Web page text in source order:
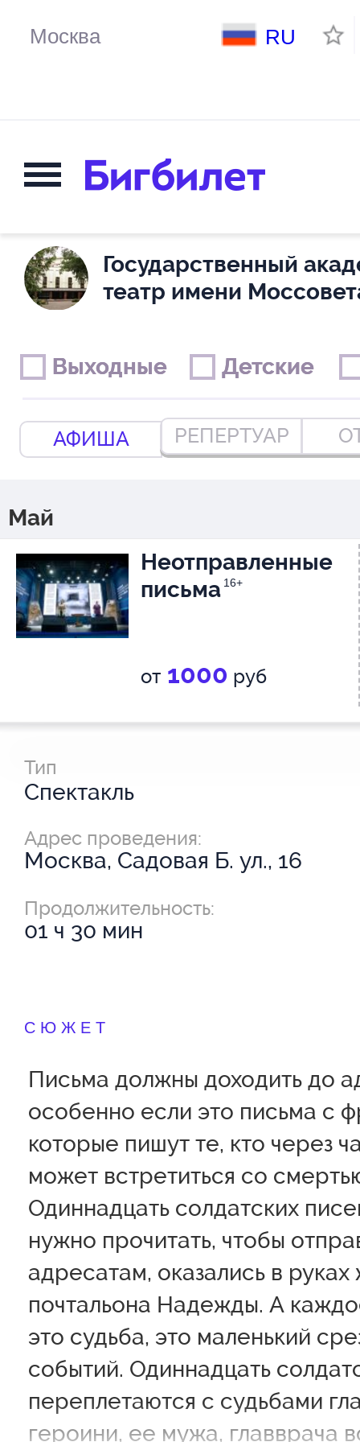
RU
Государственный
театр имени
АФИША РЕПЕРТУАР
Выходные
Выходные Детские
Детские
Май
Неотправленные
письма 16+
от 1000 руб
Тип
Спектакль
Адрес проведения:
Москва, Садовая Б. ул., 16
Продолжительность:
01 ч 30 мин
СЮЖЕТ
Письма должны доходить до
особенно если это письма с
которые пишут те, кто через
может встретиться со
Одиннадцать солдатских
нужно прочитать, чтобы
адресатам, оказались в
почтальона Надежды. А
это судьба, это маленький
событий. Одиннадцать
переплетаются с судьбами
героини, ее мужа, главврача